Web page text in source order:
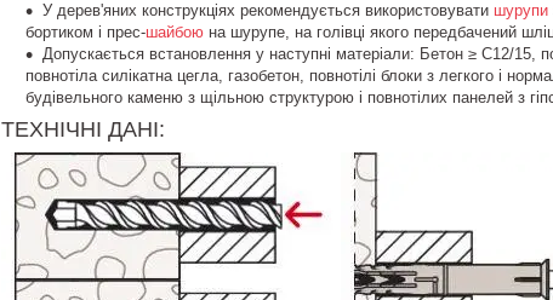
У дерев'яних конструкціях рекомендується використовувати шурупи
бортиком і прес-шайбою на шурупе, на голівці якого передбачений шліц
Допускається встановлення у наступні матеріали: Бетон ≥ C12/15,
повнотіла силікатна цегла, газобетон, повнотілі блоки з легкого і
будівельного каменю з щільною структурою і повнотілих панелей з
ТЕХНІЧНІ ДАНІ: